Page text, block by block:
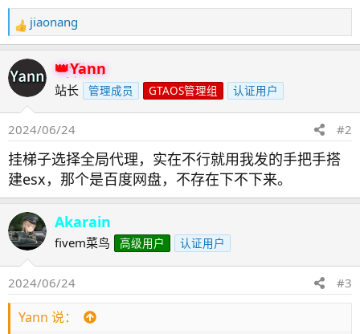
反
馈
：
jiaonang
Yann
站长 管理成员 GTAOS管理组 认证用户
2024/06/24 #2
挂梯子选择全局代理，实在不行就用我发的手把手搭
建esx，那个是百度网盘，不存在下不下来。
Akarain
fivem菜鸟 高级用户 认证用户
2024/06/24 #3
Yann 说：